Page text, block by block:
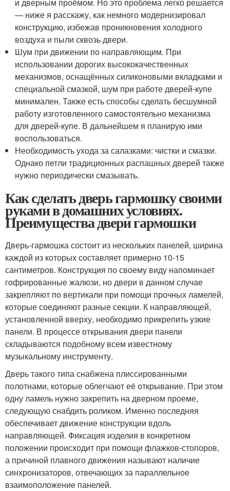
— ниже я расскажу, как немного модернизировал
конструкцию, избежав проникновения холодного
воздуха и пыли сквозь двери.
Шум при движении по направляющим. При
использовании дорогих высококачественных
механизмов, оснащённых силиконовыми вкладками и
специальной смазкой, шум при работе дверей-купе
минимален. Также есть способы сделать бесшумной
работу изготовленного самостоятельно механизма
для дверей-купе. В дальнейшем я планирую ими
воспользоваться.
Необходимость ухода за салазками: чистки и смазки.
Однако петли традиционных распашных дверей также
нужно периодически смазывать.
Как сделать дверь гармошку своими
руками в домашних условиях.
Преимущества двери гармошки
Дверь-гармошка состоит из нескольких панелей, ширина
каждой из которых составляет примерно 10-15
сантиметров. Конструкция по своему виду напоминает
гофрированные жалюзи, но двери в данном случае
закрепляют по вертикали при помощи прочных ламелей,
которые соединяют разные секции. К направляющей,
установленной вверху, необходимо прикрепить узкие
панели. В процессе открывания двери панели
складываются подобному всем известному
музыкальному инструменту.
Дверь такого типа снабжена плиссированными
полотнами, которые облегчают её открывание. При этом
одну ламель нужно закрепить на дверном проеме,
следующую снабдить роликом. Именно последняя
обеспечивает движение конструкции вдоль
направляющей. Фиксация изделия в конкретном
положении происходит при помощи флажков-стопоров,
а причиной плавного движения называют наличие
синхронизаторов, отвечающих за параллельное
взаимоположение панелей.